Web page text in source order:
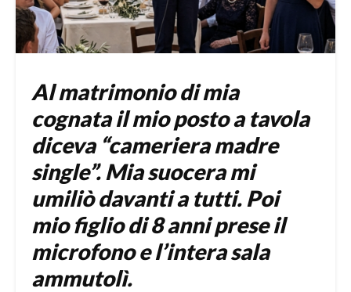
Al matrimonio di mia
cognata il mio posto a tavola
diceva “cameriera madre
single”. Mia suocera mi
umiliò davanti a tutti. Poi
mio figlio di 8 anni prese il
microfono e l’intera sala
ammutolì.